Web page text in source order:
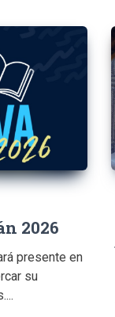
2026
presente en
su